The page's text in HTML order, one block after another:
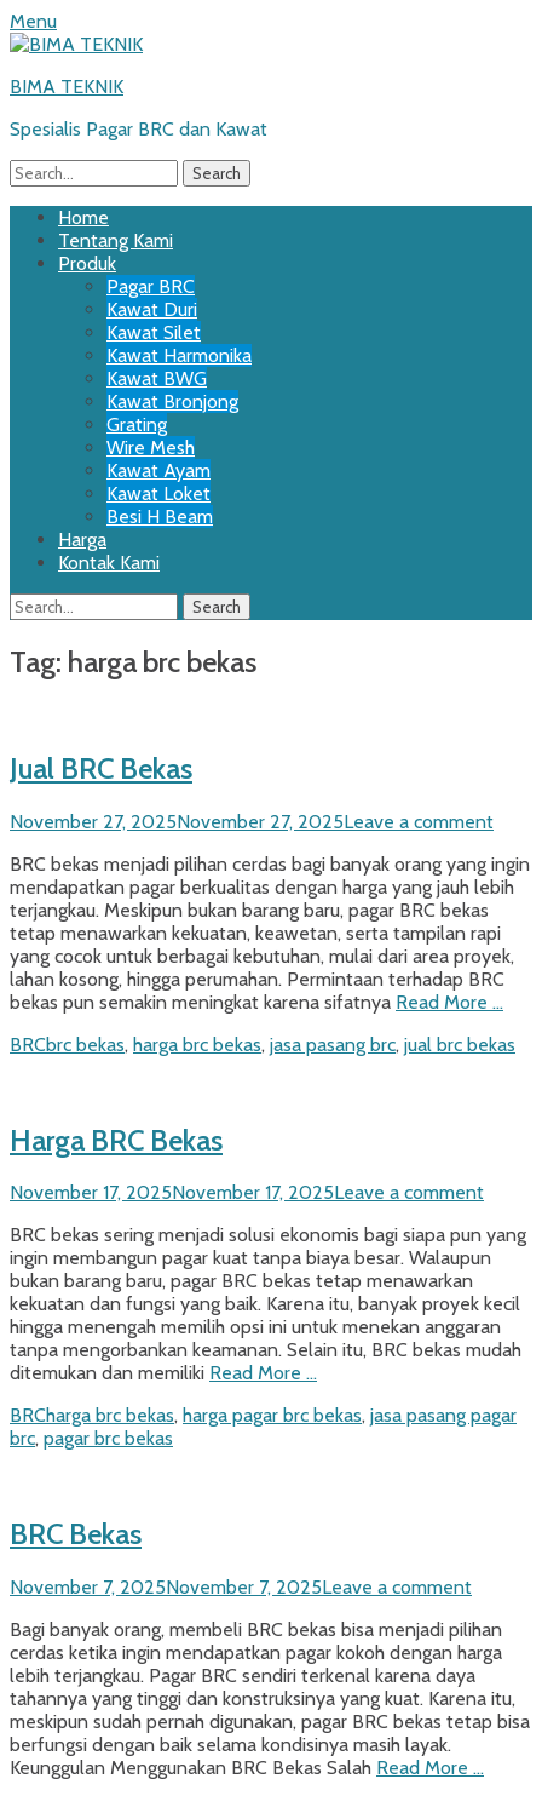
Menu
BIMA TEKNIK
Spesialis Pagar BRC dan Kawat
Search
for:
Primary
Menu
Skip
content
Home
Tentang Kami
Produk
Pagar BRC
Kawat Duri
Kawat Silet
Kawat Harmonika
Kawat BWG
Kawat Bronjong
Grating
Wire Mesh
Kawat Ayam
Kawat Loket
Besi H Beam
Harga
Kontak Kami
Search
Search
for:
Tag: harga brc bekas
Jual BRC Bekas
Posted
November 27, 2025November 27, 2025Leave a comment
BRC bekas menjadi pilihan cerdas bagi banyak orang yang ingin
mendapatkan pagar berkualitas dengan harga yang jauh lebih
terjangkau. Meskipun bukan barang baru, pagar BRC bekas
tetap menawarkan kekuatan, keawetan, serta tampilan rapi
yang cocok untuk berbagai kebutuhan, mulai dari area proyek,
lahan kosong, hingga perumahan. Permintaan terhadap BRC
bekas pun semakin meningkat karena sifatnya Read More …
Categories
BRCTags
brc bekas, harga brc bekas, jasa pasang brc, jual brc bekas
Harga BRC Bekas
Posted
November 17, 2025November 17, 2025Leave a comment
BRC bekas sering menjadi solusi ekonomis bagi siapa pun yang
ingin membangun pagar kuat tanpa biaya besar. Walaupun
bukan barang baru, pagar BRC bekas tetap menawarkan
kekuatan dan fungsi yang baik. Karena itu, banyak proyek kecil
hingga menengah memilih opsi ini untuk menekan anggaran
tanpa mengorbankan keamanan. Selain itu, BRC bekas mudah
ditemukan dan memiliki Read More …
Categories
BRCTags
harga brc bekas, harga pagar brc bekas, jasa pasang pagar
brc, pagar brc bekas
BRC Bekas
Posted
November 7, 2025November 7, 2025Leave a comment
Bagi banyak orang, membeli BRC bekas bisa menjadi pilihan
cerdas ketika ingin mendapatkan pagar kokoh dengan harga
lebih terjangkau. Pagar BRC sendiri terkenal karena daya
tahannya yang tinggi dan konstruksinya yang kuat. Karena itu,
meskipun sudah pernah digunakan, pagar BRC bekas tetap bisa
berfungsi dengan baik selama kondisinya masih layak.
Keunggulan Menggunakan BRC Bekas Salah Read More …